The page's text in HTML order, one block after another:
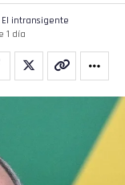
El intransigente
1 día